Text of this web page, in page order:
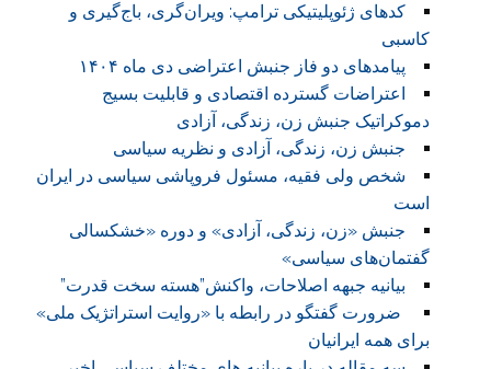
کدهای ژئوپلیتیکی ترامپ: ویران‌گری، باج‌گیری و
کاسبی
پیامدهای دو فاز جنبش اعتراضی دی ماه ۱۴۰۴
اعتراضات گسترده اقتصادی و قابلیت بسیج
دموکراتیک جنبش زن، زندگی، آزادی
جنبش زن، زندگی، آزادی و نظریه سیاسی
شخص ولی فقیه، مسئول فروپاشی سیاسی در ایران
است
جنبش «زن، زندگی، آزادی» و دوره «خشکسالی
گفتمان‌های سیاسی»
بیانیه جبهه اصلاحات، واکنش”هسته سخت قدرت”
ضرورت گفتگو در رابطه با «روایت استراتژیک ملی»
برای همه ایرانیان